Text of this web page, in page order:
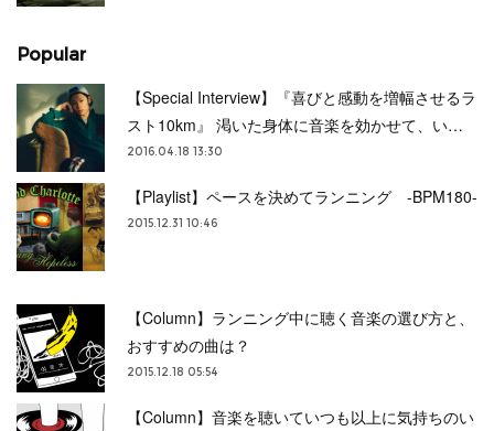
Popular
【Special Interview】『喜びと感動を増幅させるラ
スト10km』 渇いた身体に音楽を効かせて、い…
2016.04.18 13:30
【Playlist】ペースを決めてランニング -BPM180-
2015.12.31 10:46
【Column】ランニング中に聴く音楽の選び方と、
おすすめの曲は？
2015.12.18 05:54
【Column】音楽を聴いていつも以上に気持ちのい